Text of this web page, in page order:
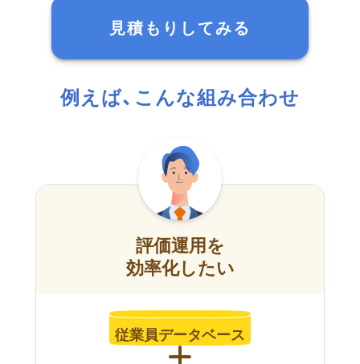
見積もりしてみる
例えば、こんな組み合わせ
評価運用を
効率化したい
従業員データベース